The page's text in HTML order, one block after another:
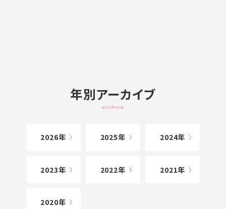
年別アーカイブ
2026 2025 2024
2023 2022 2021
2020